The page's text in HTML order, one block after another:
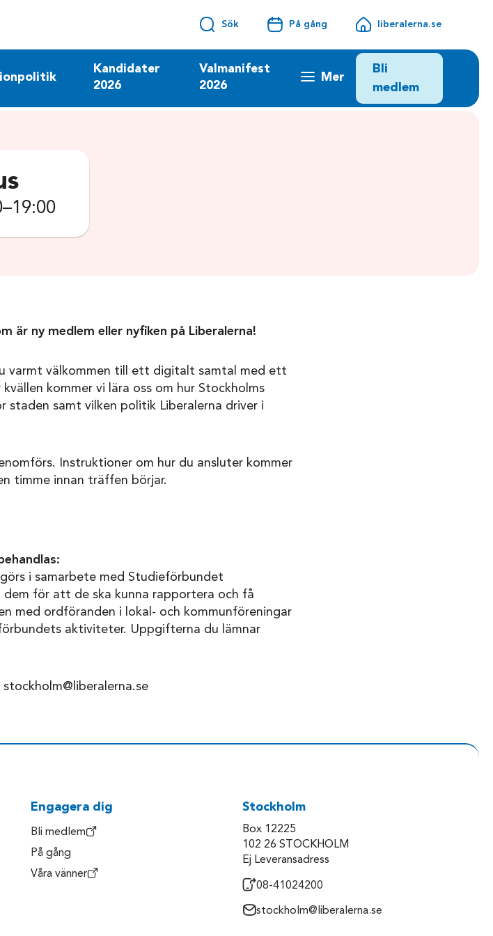
Sök På gång liberalerna.se
Kandidater
2026
Valmanifest
2026
Mer
Bli
medlem
är ny medlem eller nyfiken på Liberalerna!
varmt välkommen till ett digitalt samtal med ett
kommer vi lära oss om hur Stockholms
staden samt vilken politik Liberalerna driver i
Instruktioner om hur du ansluter kommer
timme innan träffen börjar.
i samarbete med Studieförbundet
för att de ska kunna rapportera och få
med ordföranden i lokal- och kommunföreningar
aktiviteter. Uppgifterna du lämnar
Engagera dig
Bli medlem
På gång
Våra vänner
Stockholm
Box 12225
102 26 STOCKHOLM
Ej Leveransadress
08-41024200
stockholm@liberalerna.se